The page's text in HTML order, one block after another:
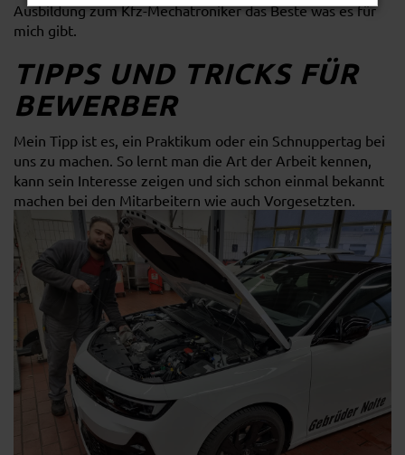
Ausbildung zum Kfz-Mechatroniker das Beste was es für
mich gibt.
TIPPS UND TRICKS FÜR
BEWERBER
Mein Tipp ist es, ein Praktikum oder ein Schnuppertag bei
uns zu machen. So lernt man die Art der Arbeit kennen,
kann sein Interesse zeigen und sich schon einmal bekannt
machen bei den Mitarbeitern wie auch Vorgesetzten.